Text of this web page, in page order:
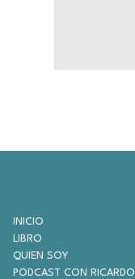
INICIO
LIBRO
QUIEN SOY
PODCAST CON RICARDO